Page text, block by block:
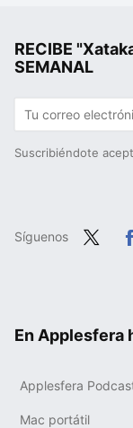
RECIBE
SEMANAL
Suscribiéndote
Síguenos
En Applesfera
Applesfera
Mac portátil